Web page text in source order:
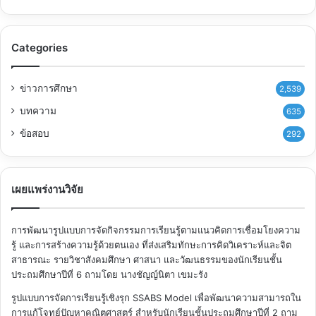
Categories
ข่าวการศึกษา 2,539
บทความ 635
ข้อสอบ 292
เผยแพร่งานวิจัย
การพัฒนารูปแบบการจัดกิจกรรมการเรียนรู้ตามแนวคิดการเชื่อมโยงความ
รู้ และการสร้างความรู้ด้วยตนเอง ที่ส่งเสริมทักษะการคิดวิเคราะห์และจิต
สาธารณะ รายวิชาสังคมศึกษา ศาสนา และวัฒนธรรมของนักเรียนชั้น
ประถมศึกษาปีที่ 6 ถามโดย นางชัญญ์นิตา เขมะรัง
รูปแบบการจัดการเรียนรู้เชิงรุก SSABS Model เพื่อพัฒนาความสามารถใน
การแก้โจทย์ปัญหาคณิตศาสตร์ สำหรับนักเรียนชั้นประถมศึกษาปีที่ 2 ถาม